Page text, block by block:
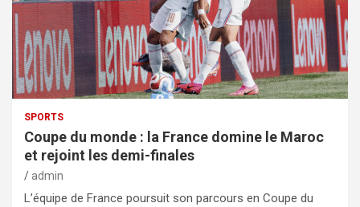
SPORTS
Coupe du monde : la France domine le Maroc
et rejoint les demi-finales
admin
L’équipe de France poursuit son parcours en Coupe du